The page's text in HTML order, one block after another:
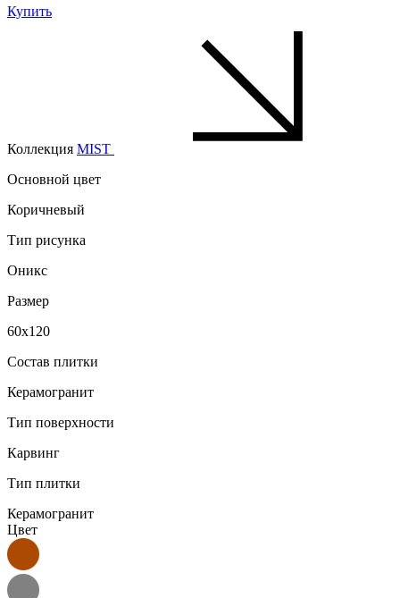
Купить
Коллекция MIST
Основной цвет
Коричневый
Тип рисунка
Оникс
Размер
60x120
Состав плитки
Керамогранит
Тип поверхности
Карвинг
Тип плитки
Керамогранит
Цвет